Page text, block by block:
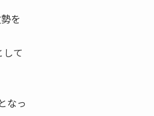
を
て
なっ